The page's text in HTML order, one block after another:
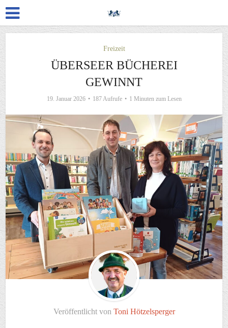
Freizeit
ÜBERSEER BÜCHEREI
GEWINNT
19. Januar 2026 187 Aufrufe 1 Minuten zum Lesen
Veröffentlicht von Toni Hötzelsperger